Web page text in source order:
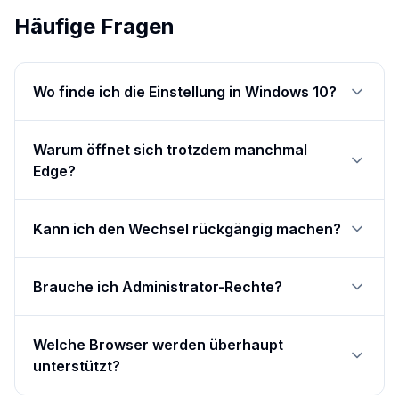
Häufige Fragen
Wo finde ich die Einstellung in Windows 10?
Warum öffnet sich trotzdem manchmal
Edge?
Kann ich den Wechsel rückgängig machen?
Brauche ich Administrator-Rechte?
Welche Browser werden überhaupt
unterstützt?